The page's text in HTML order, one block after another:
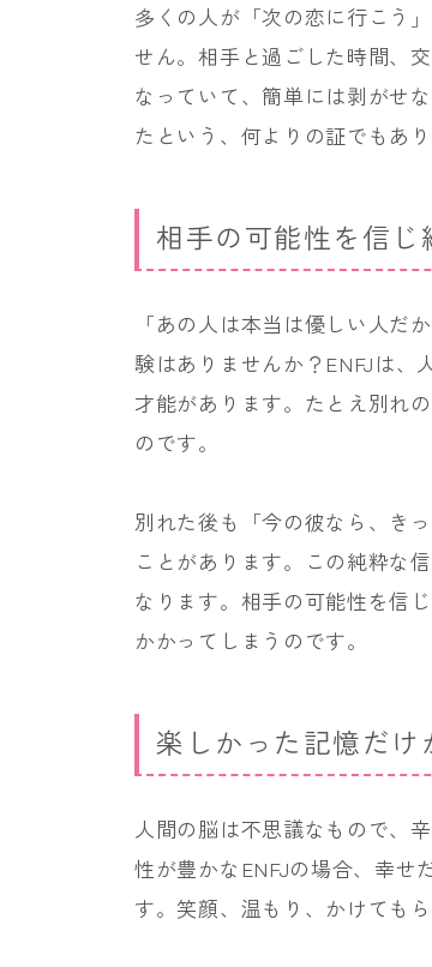
多くの人が「次の恋に行こう
せん。相手と過ごした時間、
なっていて、簡単には剥がせ
たという、何よりの証でもあり
相手の可能性を信
「あの人は本当は優しい人だ
験はありませんか？ENFJは、
才能があります。たとえ別れ
のです。
別れた後も「今の彼なら、き
ことがあります。この純粋な
なります。相手の可能性を信
かかってしまうのです。
楽しかった記憶だ
人間の脳は不思議なもので、
性が豊かなENFJの場合、幸せ
す。笑顔、温もり、かけても